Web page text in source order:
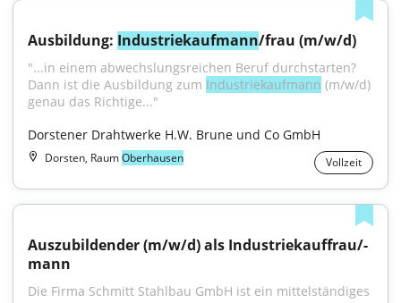
Ausbildung: Industriekaufmann/frau (m/w/d)
"...in einem abwechslungsreichen Beruf durchstarten?
Dann ist die Ausbildung zum Industriekaufmann (m/w/d)
genau das Richtige..."
Dorstener Drahtwerke H.W. Brune und Co GmbH
Dorsten, RaumOberhausen Vollzeit
Auszubildender (m/w/d) als Industriekauffrau/-
mann
Die Firma Schmitt Stahlbau GmbH ist ein mittelständiges